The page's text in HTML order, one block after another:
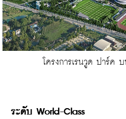
โครงการเรนวูด ปาร์ค
ระดับ World-Class